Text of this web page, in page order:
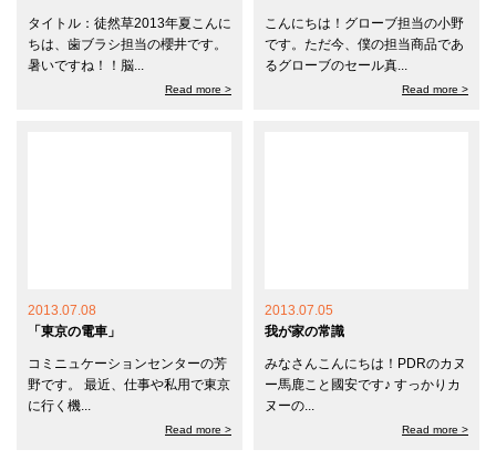
タイトル：徒然草2013年夏こんに
ちは、歯ブラシ担当の櫻井です。
暑いですね！！脳...
Read more >
こんにちは！グローブ担当の小野
です。ただ今、僕の担当商品であ
るグローブのセール真...
Read more >
2013.07.08
「東京の電車」
コミニュケーションセンターの芳
野です。 最近、仕事や私用で東京
に行く機...
Read more >
2013.07.05
我が家の常識
みなさんこんにちは！PDRのカヌ
ー馬鹿こと國安です♪ すっかりカ
ヌーの...
Read more >